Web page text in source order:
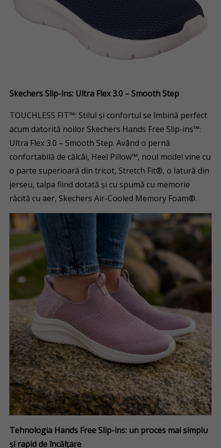
Skechers Slip-ins: Ultra Flex 3.0 – Smooth Step
TOUCHLESS FIT™: Stilul și confortul se îmbină perfect
acum datorită noilor Skechers Hands Free Slip-ins™:
Ultra Flex 3.0 – Smooth Step. Având o pernă
confortabilă de călcâi, Heel Pillow™, noul model vine cu
o parte superioară din tricot, Stretch Fit®, o latură din
jerseu, talpa fiind dotată și cu spumă cu memorie
răcită cu aer, Skechers Air-Cooled Memory Foam®.
Tehnologia Hands Free Slip-ins: un proces mai simplu
și rapid de încălțare